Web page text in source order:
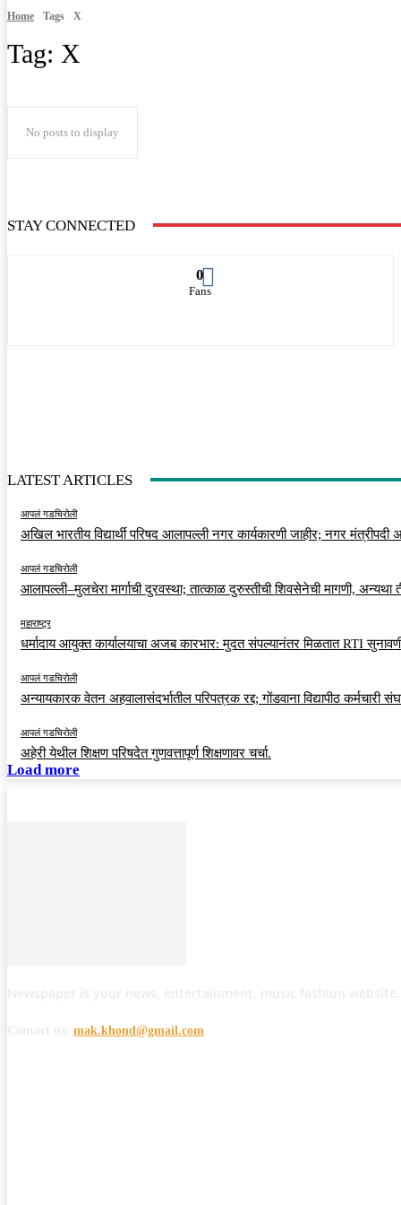
Home Tags X
Tag: X
No posts to display
STAY CONNECTED
0
Fans
LATEST ARTICLES
आपलं गडचिरोली
अखिल भारतीय विद्यार्थी परिषद आलापल्ली नगर कार्यकारणी जाहीर; नगर
आपलं गडचिरोली
आलापल्ली–मुलचेरा मार्गाची दुरवस्था; तात्काळ दुरुस्तीची शिवसेनेची मागणी, अन्यथा
महाराष्ट्र
धर्मादाय आयुक्त कार्यालयाचा अजब कारभार: मुदत संपल्यानंतर मिळतात RTI
आपलं गडचिरोली
अन्यायकारक वेतन अहवालासंदर्भातील परिपत्रक रद्द; गोंडवाना विद्यापीठ
आपलं गडचिरोली
अहेरी येथील शिक्षण परिषदेत गुणवत्तापूर्ण शिक्षणावर चर्चा.
Load more
mak.khond@gmail.com